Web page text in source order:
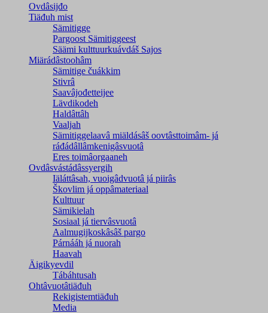
Ovdâsijđo
Tiäđuh mist
Sämitigge
Pargoost Sämitiggeest
Säämi kulttuurkuávdáš Sajos
Miärádâstoohâm
Sämitige čuákkim
Stivrâ
Saavâjođetteijee
Lävdikodeh
Haldâttâh
Vaaljah
Sämitiggelaavâ miäldásâš oovtâsttoimâm- já
ráđádâllâmkenigâsvuotâ
Eres toimâorgaaneh
Ovdâsvástádâssyergih
Iäláttâsah, vuoigâdvuotâ já piirâs
Škovlim já oppâmateriaal
Kulttuur
Sämikielah
Sosiaal já tiervâsvuotâ
Aalmugijkoskâsâš pargo
Párnááh já nuorah
Haavah
Äigikyevdil
Tábáhtusah
Ohtâvuotâtiäđuh
Rekigistemtiäđuh
Media